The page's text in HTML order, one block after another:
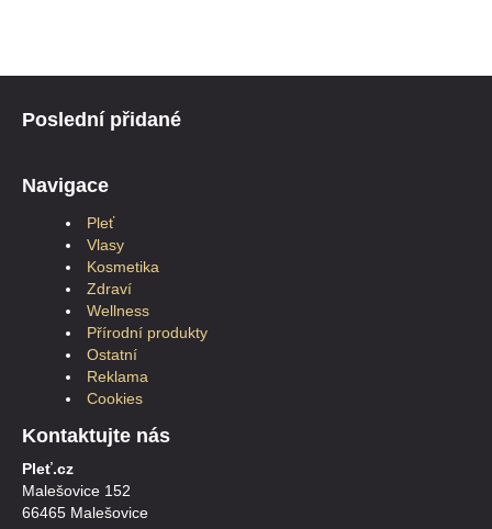
Poslední přidané
Navigace
Pleť
Vlasy
Kosmetika
Zdraví
Wellness
Přírodní produkty
Ostatní
Reklama
Cookies
Kontaktujte nás
Pleť.cz
Malešovice 152
66465 Malešovice